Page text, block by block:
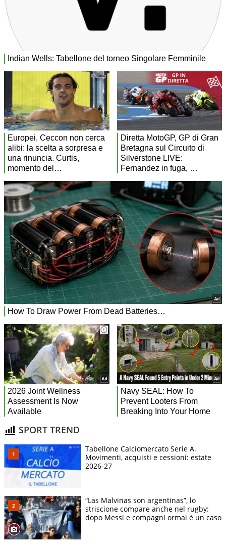
SPORT TREND
Tabellone Calciomercato Serie A.
Movimenti, acquisti e cessioni: estate
2026-27
“Las Malvinas son argentinas”, lo
striscione compare anche nel rugby:
dopo Messi e compagni ormai è un caso